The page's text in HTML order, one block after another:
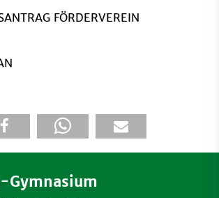
FÖRDERVEREIN
Gymnasium